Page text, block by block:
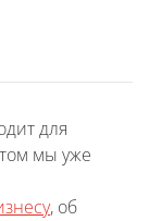
для
мы уже
, об